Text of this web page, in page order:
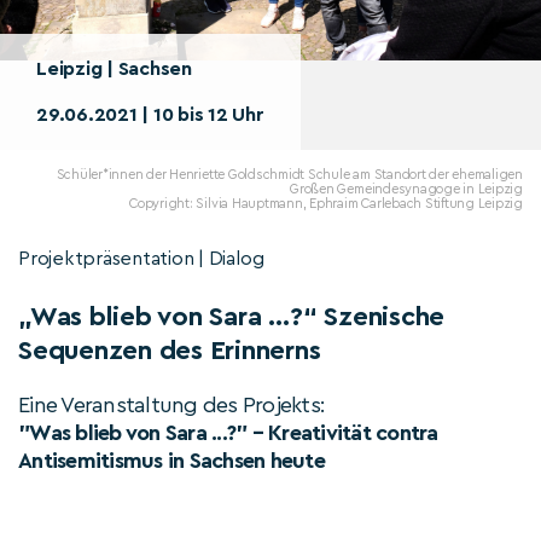
Leipzig | Sachsen
29.06.2021 | 10 bis 12 Uhr
Schüler*innen der Henriette Goldschmidt Schule am Standort der ehemaligen
Großen Gemeindesynagoge in Leipzig
Copyright: Silvia Hauptmann, Ephraim Carlebach Stiftung Leipzig
Projektpräsentation | Dialog
„Was blieb von Sara …?“ Szenische
Sequenzen des Erinnerns
Eine Veranstaltung des Projekts:
"Was blieb von Sara ...?" – Kreativität contra
Antisemitismus in Sachsen heute